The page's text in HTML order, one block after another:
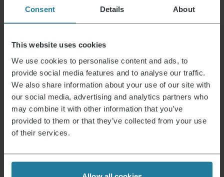
Consent Details About
This website uses cookies
We use cookies to personalise content and ads, to
provide social media features and to analyse our traffic.
We also share information about your use of our site with
our social media, advertising and analytics partners who
may combine it with other information that you’ve
provided to them or that they’ve collected from your use
of their services.
Nieuws & Aanbiedingen
Meld je nu aan en ontvang een kortingsbon van
15% voor je volgende aankoop.
Emailadres*
Inloggen